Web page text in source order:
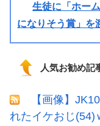
生徒に「ホー
になりそう賞」を
人気お勧め記
【画像】
れたイケおじ(54)